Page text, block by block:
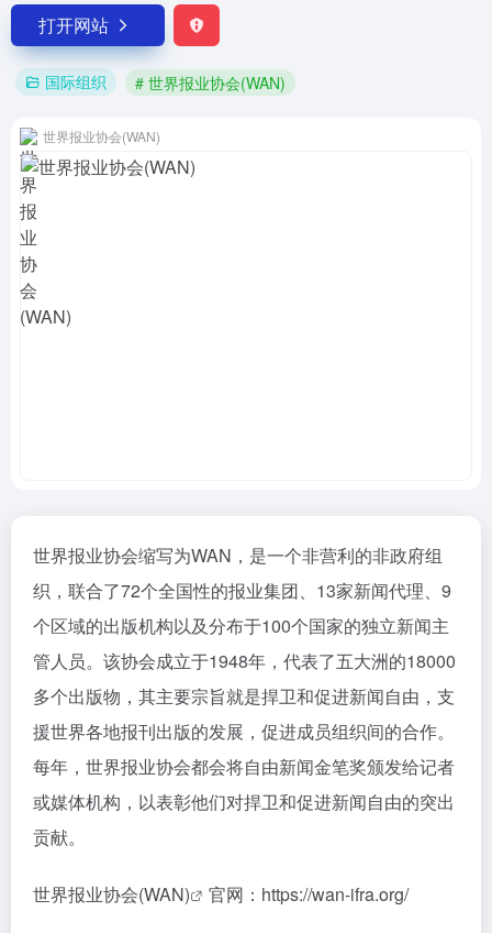
打开网站
国际组织 # 世界报业协会(WAN)
世界报业协会(WAN)
世界报业协会缩写为WAN，是一个非营利的非政府组
织，联合了72个全国性的报业集团、13家新闻代理、9
个区域的出版机构以及分布于100个国家的独立新闻主
管人员。该协会成立于1948年，代表了五大洲的18000
多个出版物，其主要宗旨就是捍卫和促进新闻自由，支
援世界各地报刊出版的发展，促进成员组织间的合作。
每年，世界报业协会都会将自由新闻金笔奖颁发给记者
或媒体机构，以表彰他们对捍卫和促进新闻自由的突出
贡献。
世界报业协会(WAN) 官网：https://wan-ifra.org/